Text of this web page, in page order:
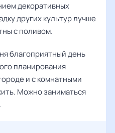
декоративных
других культур лучше
с поливом.
благоприятный день
планирования
и с комнатными
Можно заниматься